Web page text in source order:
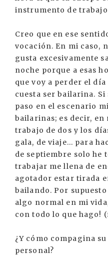
instrumento de
Creo que en ese
vocación. En mi caso,
gusta excesivamente
noche porque a esas
que voy a perder el
cuesta ser bailarina. Si
paso en el escenario
bailarinas; es decir, en
trabajo de dos y los
gala, de viaje... para
de septiembre solo he
trabajar me llena de
agotador estar tirada
bailando. Por
algo normal en mi
con todo lo que hago!
¿Y cómo compagina
personal?